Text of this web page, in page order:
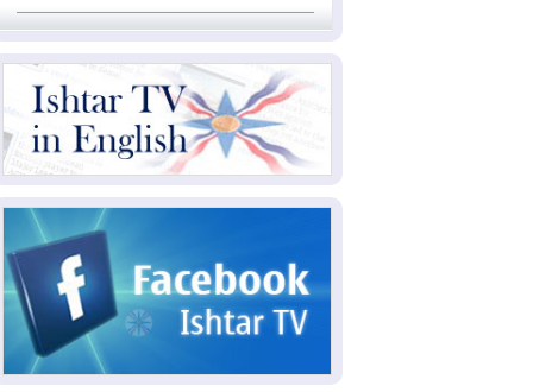
2026-08-09
طهران تضع 6 شروط لفتح
هرمز.. وواشنطن تراهن على الضغوط
2026-08-09غرب كندا.. حرائق الغابات تجبر
2026-08-08مركز أبحاث أميركي: البيشمركة
شريك حيوي للولايات المتحدة ويجب تزويدها
2026-08-08الداخلية: رصد شائعات مفبركة
بالذكاء الاصطناعي ومقاطع قديمة يعاد نشرها